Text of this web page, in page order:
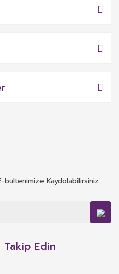
Kaydolabilirsiniz.
Takip Edin